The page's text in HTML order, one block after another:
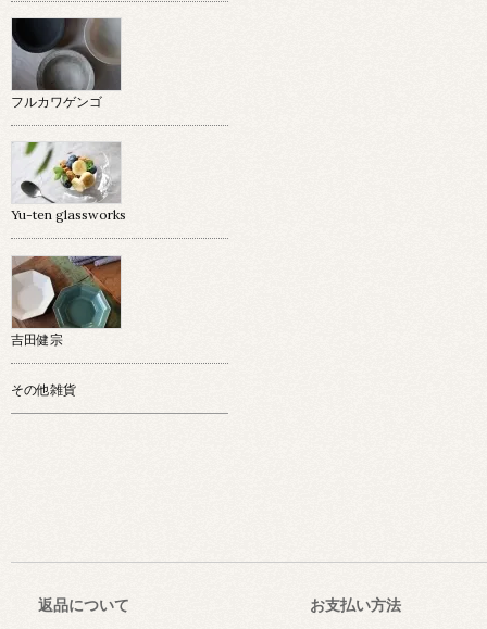
フルカワゲンゴ
Yu-ten glassworks
吉田健宗
その他雑貨
返品について お支払い方法